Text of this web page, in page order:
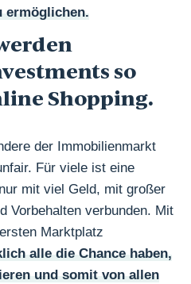
ermöglichen.
so
Shopping.
der Immobilienmarkt
Für viele ist eine
mit viel Geld, mit großer
Vorbehalten verbunden. Mit
Marktplatz
alle die Chance haben,
und somit von allen